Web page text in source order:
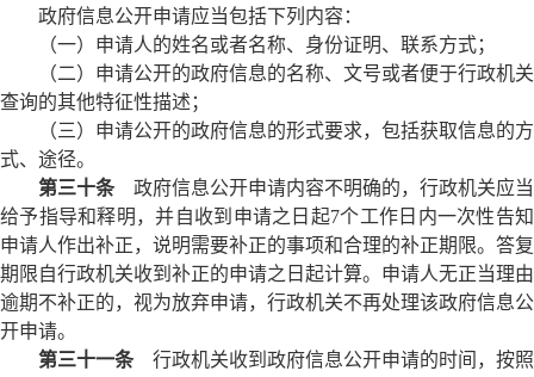
政府信息公开申请应当包括下列内容：
（一）申请人的姓名或者名称、身份证明、联系方式；
（二）申请公开的政府信息的名称、文号或者便于行政机关
查询的其他特征性描述；
（三）申请公开的政府信息的形式要求，包括获取信息的方
式、途径。
第三十条政府信息公开申请内容不明确的，行政机关应当
给予指导和释明，并自收到申请之日起7个工作日内一次性告知
申请人作出补正，说明需要补正的事项和合理的补正期限。答复
期限自行政机关收到补正的申请之日起计算。申请人无正当理由
逾期不补正的，视为放弃申请，行政机关不再处理该政府信息公
开申请。
第三十一条行政机关收到政府信息公开申请的时间，按照